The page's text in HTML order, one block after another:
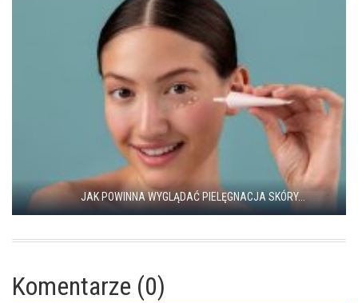
JAK POWINNA WYGLĄDAĆ PIELĘGNACJA SKÓRY...
Komentarze (0)